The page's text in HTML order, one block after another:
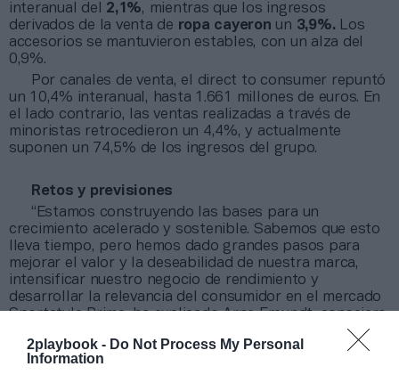
2playbook - Do Not Process My Personal
Information
interanual del
2,1%, mientras que los ingresos
derivados de la venta de ropa cayeron un 3,9%. Los
accesorios se mantuvieron estables, con un alza del
0,9%.
Por canales de venta, el direct to consumer repuntó
un 10,4% interanual, hasta 1.661 millones de euros. En
el lado contrario, las ventas realizadas a través de
minoristas retrocedieron un 4,4%, y actualmente
suponen un 74,5% de los ingresos del grupo.
Retos y previsiones
“Estamos construyendo las bases para un
crecimiento acelerado y sostenible. Sabemos que esto
lleva tiempo, pero hemos dado grandes pasos para
mejorar el valor y la deseabilidad de nuestra marca,
intensificar nuestro negocio de rendimiento y
desarrollar la relevancia del consumidor en el mercado
Sportstyle Prime, ha explicado Arne Freundt, consejero
La compañía prevé crecer a un sólo dígito en 2024 y